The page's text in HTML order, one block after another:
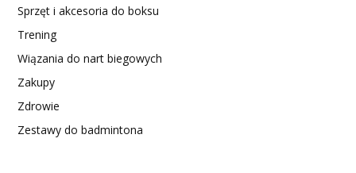
Sprzęt i akcesoria do boksu
Trening
Wiązania do nart biegowych
Zakupy
Zdrowie
Zestawy do badmintona